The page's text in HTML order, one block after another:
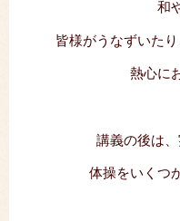
和
皆様がうなずいた
熱心に
講義の後は
体操をいくつ